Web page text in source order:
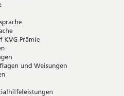
KVG-Prämie
und Weisungen